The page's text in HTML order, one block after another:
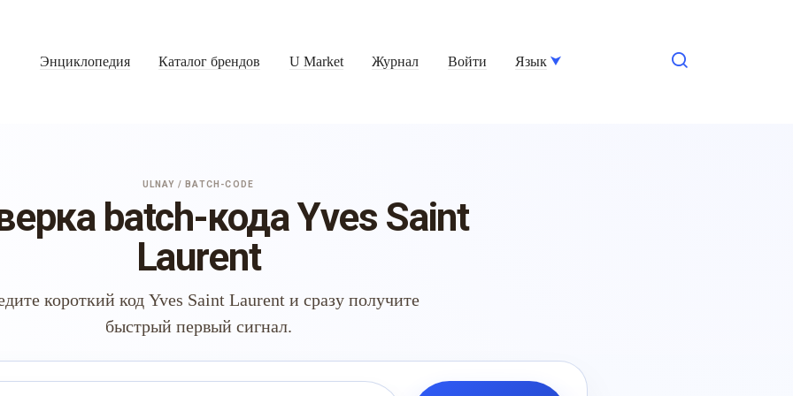
Энциклопедия Каталог брендов U Market Журнал Войти Язык
ULNAY / BATCH-CODE
batch-кода Yves Saint
Laurent
короткий код Yves Saint Laurent и сразу получите
быстрый первый сигнал.